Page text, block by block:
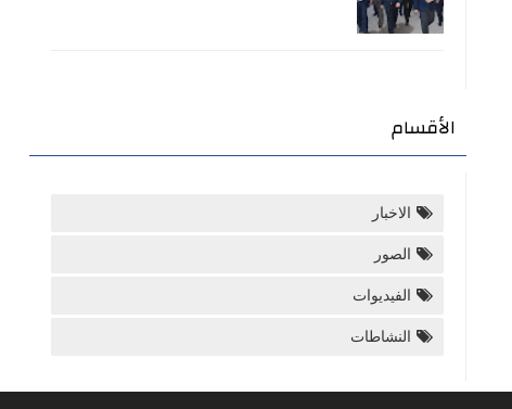
الأقسام
الاخبار
الصور
الفيديوات
النشاطات